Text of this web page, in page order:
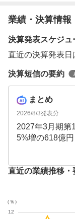
業績・決算情報
決算発表スケジュ
直近の決算発表日
決算短信の要約
まとめ
2026/8/3発表分
2027年3月期第
5%増の618億
営業利益は前
利益は前年同期
直近の業績推移・